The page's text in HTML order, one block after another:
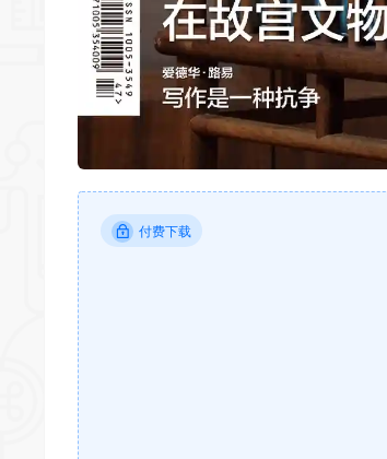
付费下载